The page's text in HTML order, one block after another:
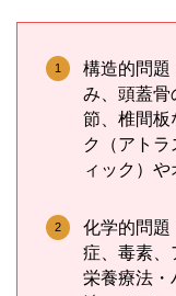
構造的問題
み、頭蓋骨
節、椎間
ク（アト
ィック）や
化学的問題
症、毒素
栄養療法・